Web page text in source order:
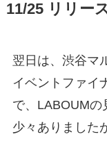
11/25 リリー
翌日は、渋谷マ
イベントファイ
で、LABOUMの
少々ありました